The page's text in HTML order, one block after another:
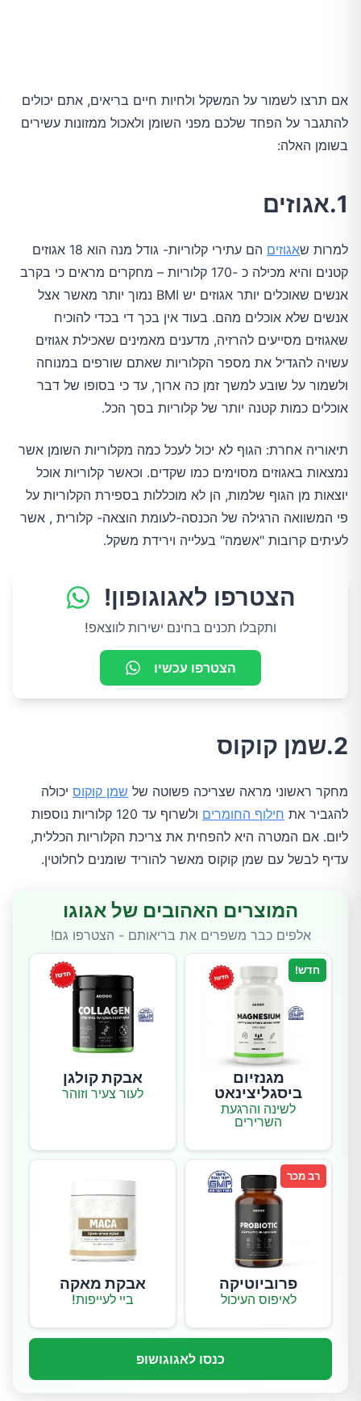
אם תרצו לשמור על המשקל ולחיות חיים בריאים, אתם יכולים
להתגבר על הפחד שלכם מפני השומן ולאכול ממזונות עשירים
בשומן האלה:
1.אגוזים
למרות שאגוזים
הם עתירי קלוריות- גודל מנה הוא 18 אגוזים
קטנים והיא מכילה כ -170 קלוריות – מחקרים מראים כי בקרב
אנשים שאוכלים יותר אגוזים יש BMI נמוך יותר מאשר אצל
אנשים שלא אוכלים מהם. בעוד אין בכך די בכדי להוכיח
שאגוזים מסייעים להרזיה, מדענים מאמינים שאכילת אגוזים
עשויה להגדיל את מספר הקלוריות שאתם שורפים במנוחה
ולשמור על שובע למשך זמן כה ארוך, עד כי בסופו של דבר
אוכלים כמות קטנה יותר של קלוריות בסך הכל.
תיאוריה אחרת: הגוף לא יכול לעכל כמה מקלוריות השומן אשר
נמצאות באגוזים מסוימים כמו שקדים. וכאשר קלוריות אוכל
יוצאות מן הגוף שלמות, הן לא מוכללות בספירת הקלוריות על
פי המשוואה הרגילה של הכנסה-לעומת הוצאה- קלורית , אשר
לעיתים קרובות "אשמה" בעלייה וירידת משקל.
הצטרפו לאגוגופון!
ותקבלו תכנים בחינם ישירות לווצאפ!
הצטרפו עכשיו
2.שמן קוקוס
מחקר ראשוני מראה שצריכה פשוטה של שמן קוקוס יכולה
להגביר את חילוף החומרים
ולשרוף עד 120 קלוריות נוספות
ליום. אם המטרה היא להפחית את צריכת הקלוריות הכללית,
עדיף לבשל עם שמן קוקוס מאשר להוריד שומנים לחלוטין.
המוצרים האהובים של אגוגו
אלפים כבר משפרים את בריאותם - הצטרפו גם!
חדש!
מגנזיום
ביסגליצינאט
לשינה והרגעת
השרירים
אבקת קולגן
לעור צעיר וזוהר
רב מכר
פרוביוטיקה
לאיפוס העיכול
אבקת מאקה
ביי לעייפות!
כנסו לאגוגושופ